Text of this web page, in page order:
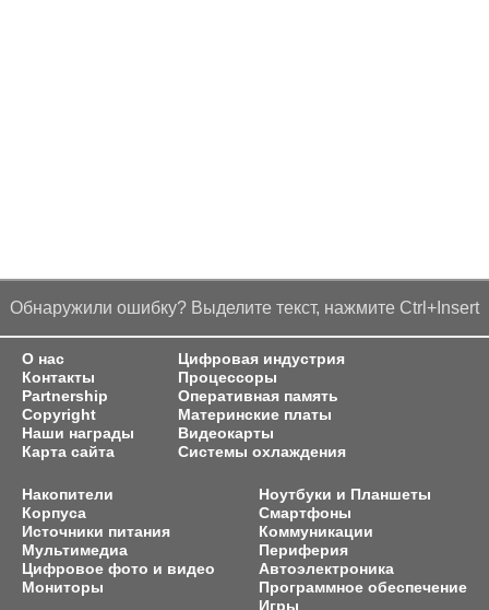
Обнаружили ошибку? Выделите текст, нажмите Ctrl+Insert
О нас
Контакты
Partnership
Copyright
Наши награды
Карта сайта
Цифровая индустрия
Процессоры
Оперативная память
Материнские платы
Видеокарты
Системы охлаждения
Накопители
Корпуса
Источники питания
Мультимедиа
Цифровое фото и видео
Мониторы
Ноутбуки и Планшеты
Смартфоны
Коммуникации
Периферия
Автоэлектроника
Программное обеспечение
Игры